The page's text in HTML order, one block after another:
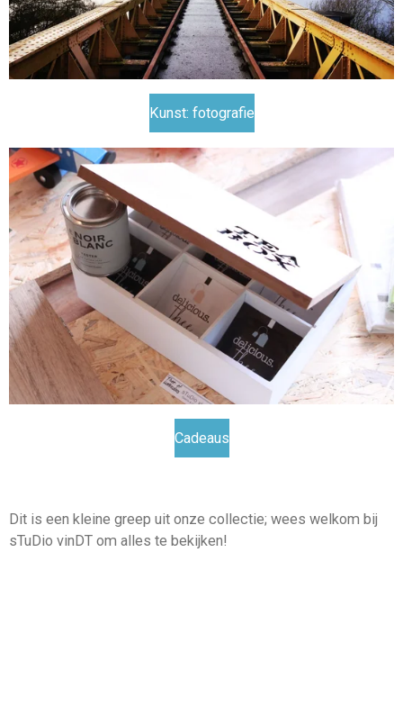
Kunst: fotografie
Cadeaus
Dit is een kleine greep uit onze collectie; wees welkom bij
sTuDio vinDT om alles te bekijken!